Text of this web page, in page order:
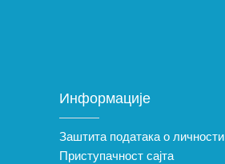
Информације
Заштита података о личности
Приступачност сајта